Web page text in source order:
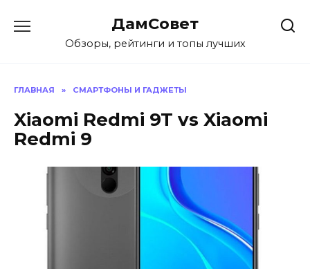
содержанию
ДамСовет
Обзоры, рейтинги и топы лучших
ГЛАВНАЯ » СМАРТФОНЫ И ГАДЖЕТЫ
Xiaomi Redmi 9T vs Xiaomi
Redmi 9